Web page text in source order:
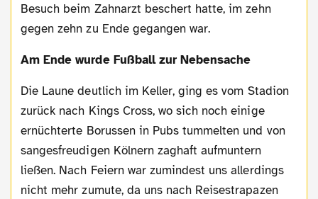
Besuch beim Zahnarzt beschert hatte, im zehn
gegen zehn zu Ende gegangen war.
Am Ende wurde Fußball zur Nebensache
Die Laune deutlich im Keller, ging es vom Stadion
zurück nach Kings Cross, wo sich noch einige
ernüchterte Borussen in Pubs tummelten und von
sangesfreudigen Kölnern zaghaft aufmuntern
ließen. Nach Feiern war zumindest uns allerdings
nicht mehr zumute, da uns nach Reisestrapazen